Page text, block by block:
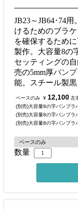
JB23～JB64･74
けるためのブラ
を確保するため
製作。大容量8の
セッティングの
売の5mm厚バン
能。スチール製
ベースのみ ¥ 12,100 左
(別売)大容量8の字バンプラ
(別売)大容量8の字バンプラ
(別売)大容量8の字バンプラ
数量